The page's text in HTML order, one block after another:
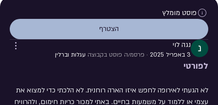
פוסט מומלץ
הצטרף
נגה לוי
3 באפריל 2025 · פרסמ/ה פוסט בקבוצה עגלות וברלין
לפורטי